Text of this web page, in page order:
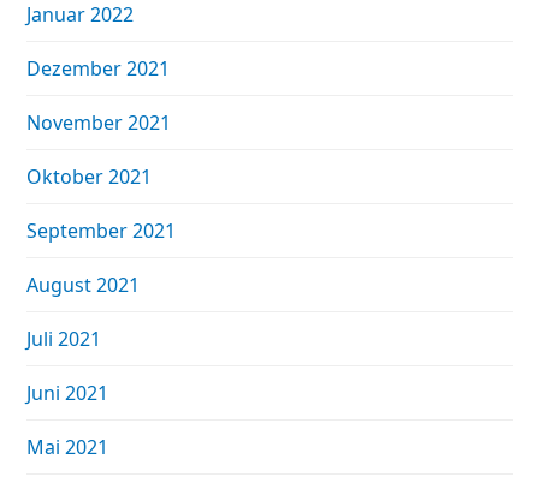
Januar 2022
Dezember 2021
November 2021
Oktober 2021
September 2021
August 2021
Juli 2021
Juni 2021
Mai 2021